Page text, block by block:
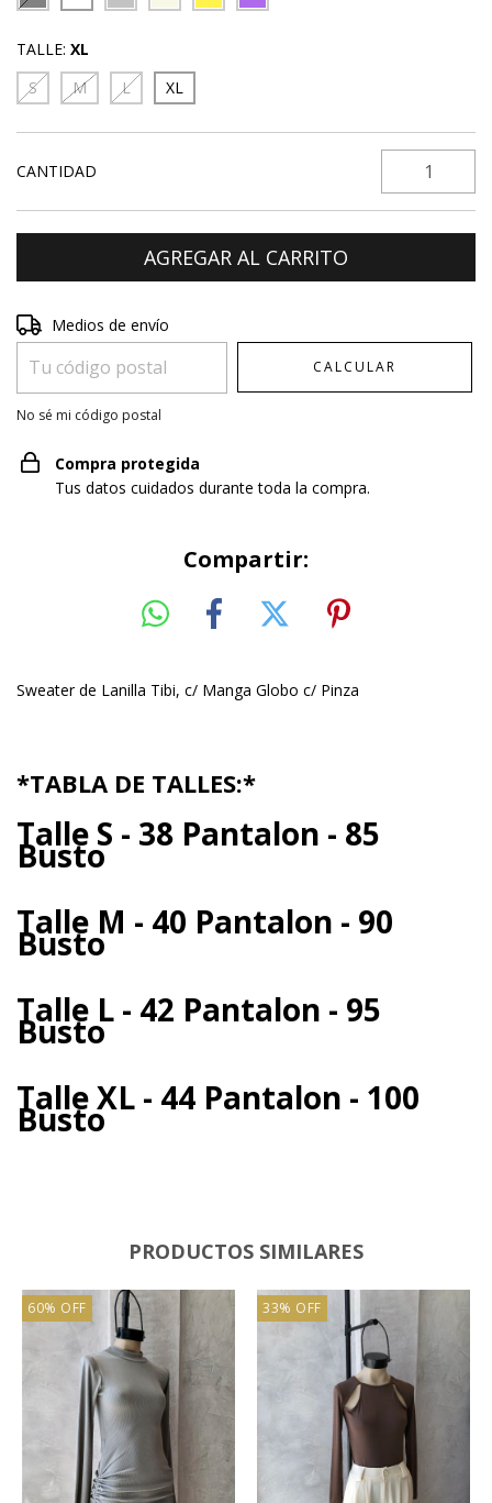
TALLE: XL
S
M L XL
CANTIDAD
Entregas para el CP:
Medios de envío
CALCULAR
No sé mi código postal
Compra protegida
Tus datos cuidados durante toda la compra.
Compartir:
Sweater de Lanilla Tibi, c/ Manga Globo c/ Pinza
*TABLA DE TALLES:*
Talle S - 38 Pantalon - 85
Busto
Talle M - 40 Pantalon - 90
Busto
Talle L - 42 Pantalon - 95
Busto
Talle XL - 44 Pantalon - 100
Busto
PRODUCTOS SIMILARES
60% OFF 33% OFF